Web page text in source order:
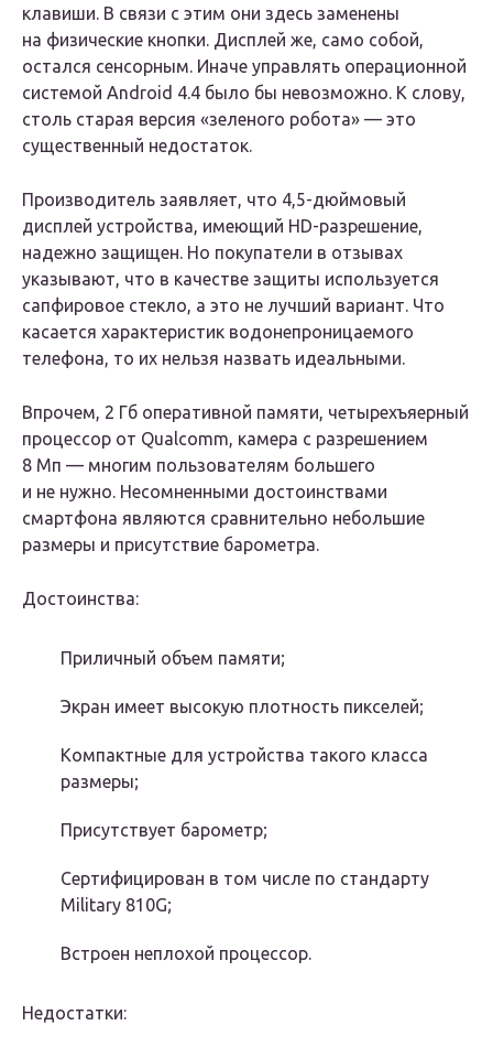
клавиши. В связи с этим они здесь заменены
на физические кнопки. Дисплей же, само собой,
остался сенсорным. Иначе управлять операционной
системой Android 4.4 было бы невозможно. К слову,
столь старая версия «зеленого робота» — это
существенный недостаток.
Производитель заявляет, что 4,5-дюймовый
дисплей устройства, имеющий HD-разрешение,
надежно защищен. Но покупатели в отзывах
указывают, что в качестве защиты используется
сапфировое стекло, а это не лучший вариант. Что
касается характеристик водонепроницаемого
телефона, то их нельзя назвать идеальными.
Впрочем, 2 Гб оперативной памяти, четырехъяерный
процессор от Qualcomm, камера с разрешением
8 Мп — многим пользователям большего
и не нужно. Несомненными достоинствами
смартфона являются сравнительно небольшие
размеры и присутствие барометра.
Достоинства:
Приличный объем памяти;
Экран имеет высокую плотность пикселей;
Компактные для устройства такого класса
размеры;
Присутствует барометр;
Сертифицирован в том числе по стандарту
Military 810G;
Встроен неплохой процессор.
Недостатки: